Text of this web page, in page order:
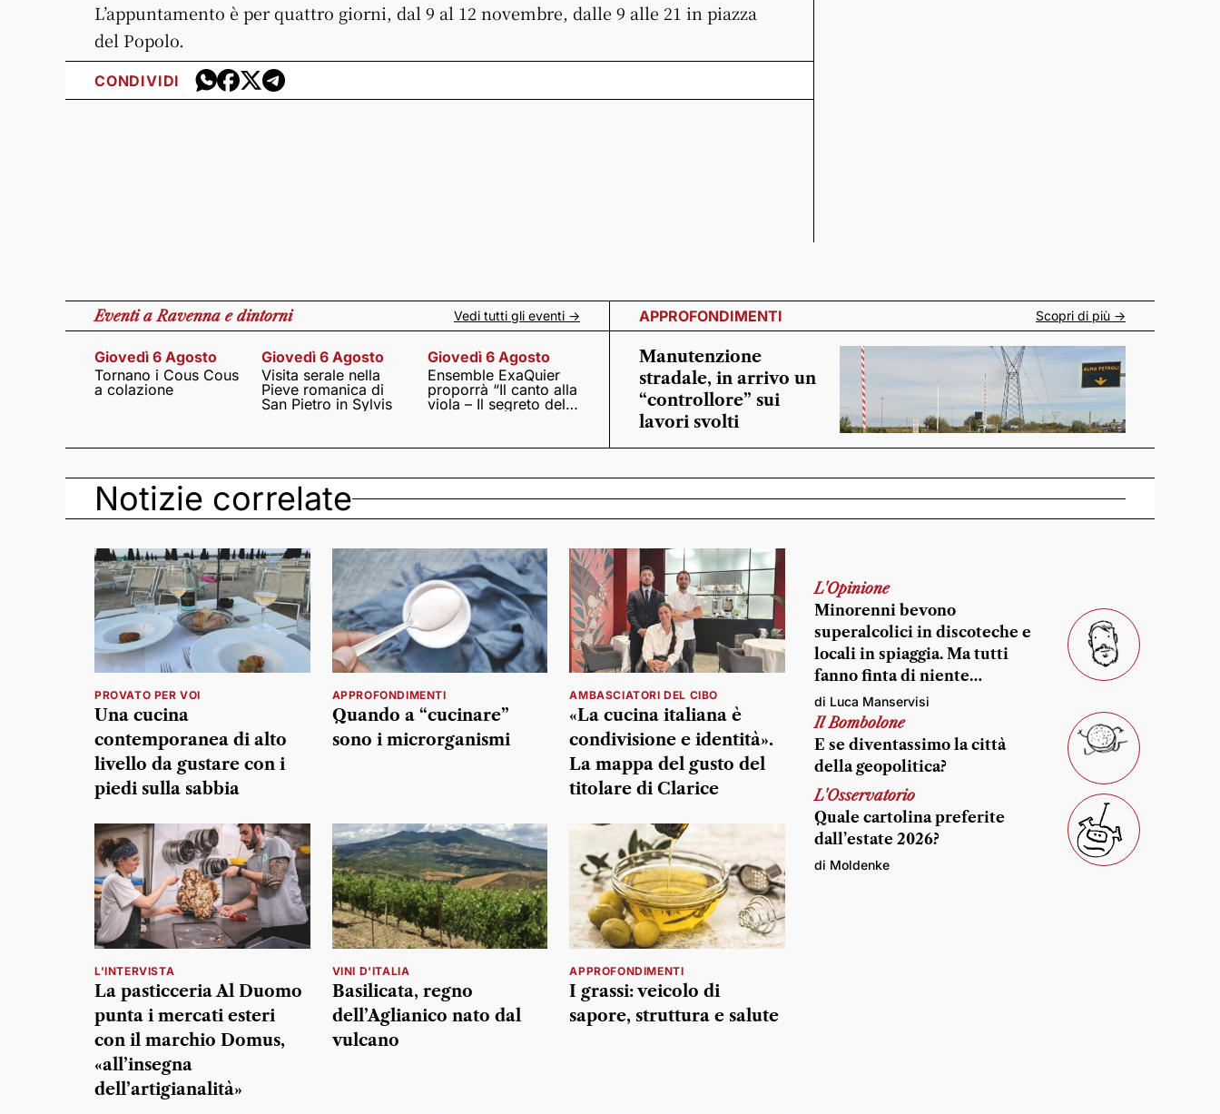
L’appuntamento è per quattro giorni, dal 9 al 12 novembre, dalle 9 alle 21 in piazza
del Popolo.
CONDIVIDI
Eventia Ravenna e dintorni Vedi tutti gli eventi ->
Giovedì 6 Agosto
Tornano i Cous Cous
a colazione
Giovedì 6 Agosto
Visita serale nella
Pieve romanica di
San Pietro in Sylvis
Giovedì 6 Agosto
Ensemble ExaQuier
proporrà “Il canto alla
viola – Il segreto del
APPROFONDIMENTI Scopri di più ->
Manutenzione
stradale, in arrivo un
“controllore” sui
lavori svolti
Notizie correlate
PROVATO PER VOI
Una cucina
contemporanea di alto
livello da gustare con i
piedi sulla sabbia
APPROFONDIMENTI
Quando a “cucinare”
sono i microrganismi
AMBASCIATORI DEL CIBO
«La cucina italiana è
condivisione e identità».
La mappa del gusto del
titolare di Clarice
L'INTERVISTA
La pasticceria Al Duomo
punta i mercati esteri
con il marchio Domus,
«all’insegna
dell’artigianalità»
VINI D'ITALIA
Basilicata, regno
dell’Aglianico nato dal
vulcano
APPROFONDIMENTI
I grassi: veicolo di
sapore, struttura e salute
L'Opinione
Minorenni bevono
superalcolici in discoteche e
locali in spiaggia. Ma tutti
fanno finta di niente…
di Luca Manservisi
Il Bombolone
E se diventassimo la città
della geopolitica?
L'Osservatorio
Quale cartolina preferite
dall’estate 2026?
di Moldenke